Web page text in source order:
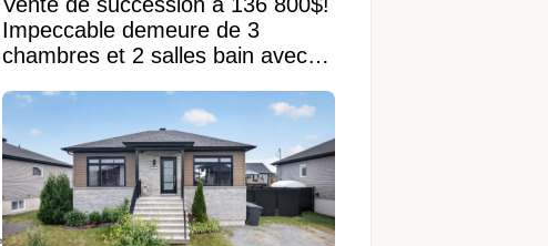
Impeccable demeure de 3
chambres et 2 salles bain avec